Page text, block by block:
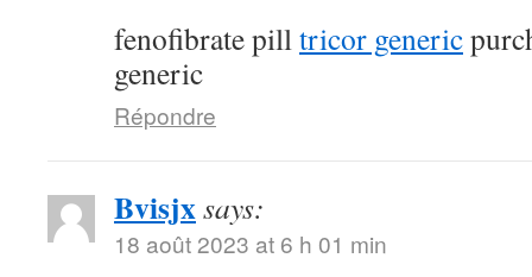
fenofibrate pilltricor generic
generic
Répondre
Bvisjxsays:
18 août 2023 at 6 h 01 min